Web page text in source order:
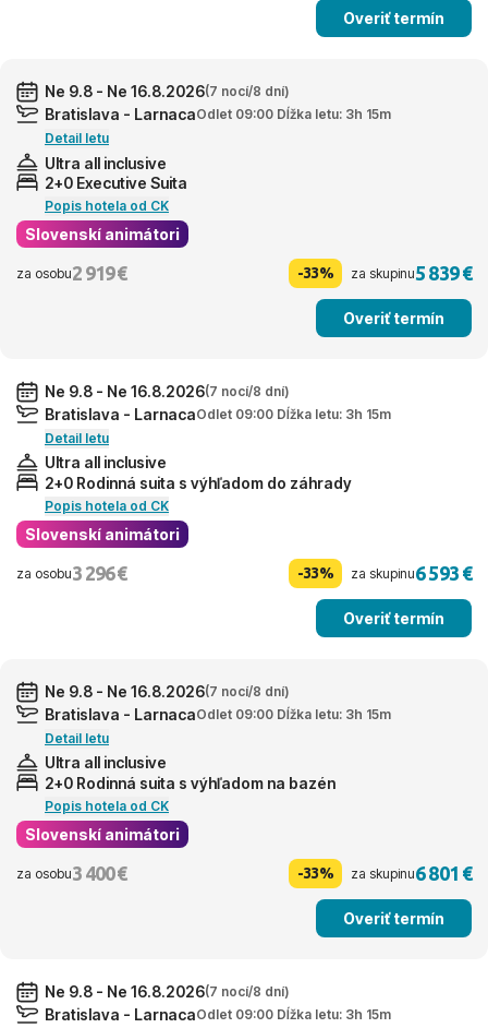
Overiť termín
Ne 9.8 - Ne 16.8.2026(7 nocí/8 dní)
Bratislava - LarnacaOdlet 09:00 Dĺžka letu: 3h 15m
Detail letu
Ultra all inclusive
2+0 Executive Suita
Popis hotela od CK
Slovenskí animátori
za osobu2 919 € -33% za skupinu5 839 €
Overiť termín
Ne 9.8 - Ne 16.8.2026(7 nocí/8 dní)
Bratislava - LarnacaOdlet 09:00 Dĺžka letu: 3h 15m
Detail letu
Ultra all inclusive
2+0 Rodinná suita s výhľadom do záhrady
Popis hotela od CK
Slovenskí animátori
za osobu3 296 € -33% za skupinu6 593 €
Overiť termín
Ne 9.8 - Ne 16.8.2026(7 nocí/8 dní)
Bratislava - LarnacaOdlet 09:00 Dĺžka letu: 3h 15m
Detail letu
Ultra all inclusive
2+0 Rodinná suita s výhľadom na bazén
Popis hotela od CK
Slovenskí animátori
za osobu3 400 € -33% za skupinu6 801 €
Overiť termín
Ne 9.8 - Ne 16.8.2026(7 nocí/8 dní)
Bratislava - LarnacaOdlet 09:00 Dĺžka letu: 3h 15m